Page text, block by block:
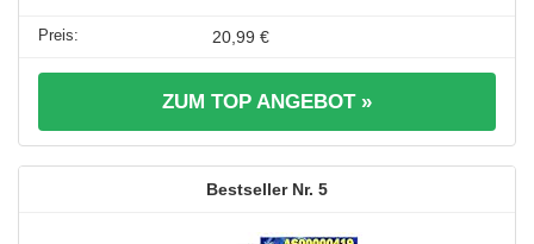
20,99 €
ZUM TOP ANGEBOT »
5